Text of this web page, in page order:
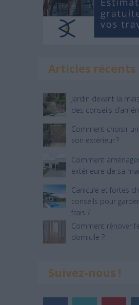
Articles récents
Jardin devant la
des conseils
Comment choisir
son extérieur ?
Comment
extérieure de sa
Canicule et fortes
conseils pour
frais ?
Comment rénover
domicile ?
Suivez-nous !